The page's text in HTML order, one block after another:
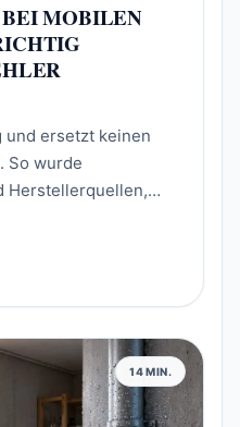
BEI MOBILEN
und ersetzt keinen
So wurde
Herstellerquellen,
14 MIN.